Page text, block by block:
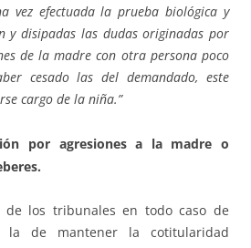
vez efectuada la prueba biológica y
y disipadas las dudas originadas por
de la madre con otra persona poco
cesado las del demandado, este
cargo de la niña.”
por agresiones a la madre o
.
de los tribunales en todo caso de
la de mantener la cotitularidad